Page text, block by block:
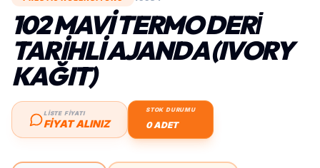
102 MAVI TERMO DERİ
TARIHLI AJANDA (IVORY
KAĞIT)
LİSTE FİYATI
FIYAT ALINIZ
STOK DURUMU
0 ADET